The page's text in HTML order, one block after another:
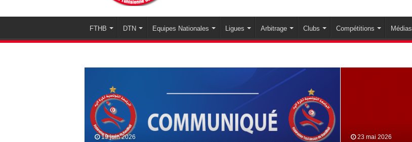
FTHB DTN Equipes Nationales Ligues Arbitrage Clubs Compétitions Médias
19 juin 2026 23 mai 2026